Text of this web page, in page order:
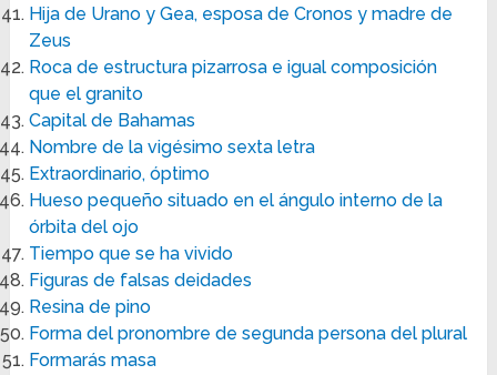
Hija de Urano y Gea, esposa de Cronos y madre de
Zeus
Roca de estructura pizarrosa e igual composición
que el granito
Capital de Bahamas
Nombre de la vigésimo sexta letra
Extraordinario, óptimo
Hueso pequeño situado en el ángulo interno de la
órbita del ojo
Tiempo que se ha vivido
Figuras de falsas deidades
Resina de pino
Forma del pronombre de segunda persona del plural
Formarás masa